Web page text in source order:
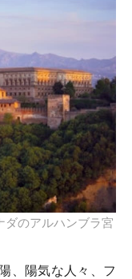
ダのアルハンブラ宮
、陽気な人々、フ